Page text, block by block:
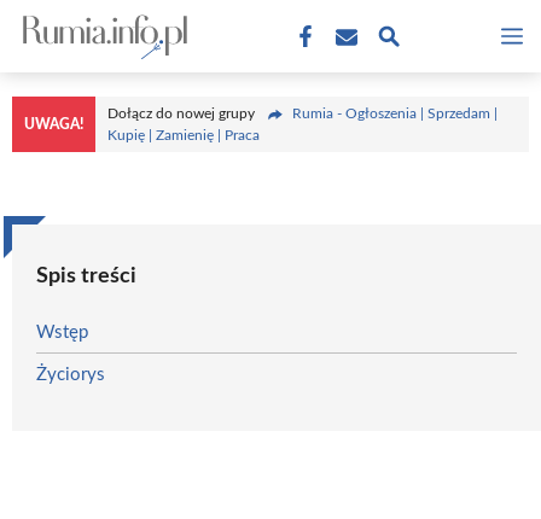
Przejdź
treści
UWAGA!
Dołącz do nowej grupy
Rumia - Ogłoszenia | Sprzedam |
Kupię | Zamienię | Praca
Spis treści
Wstęp
Życiorys